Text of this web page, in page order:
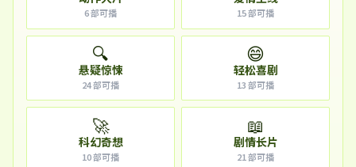
6部可播 15部可播
🔍
悬疑惊悚
24部可播
😄
轻松喜剧
13部可播
🚀
科幻奇想
10部可播
📖
剧情长片
21部可播